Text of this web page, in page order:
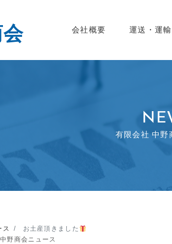
会社概要 運送・運輸
有限会社 中野
ス
お土産頂きました
野商会ニュース